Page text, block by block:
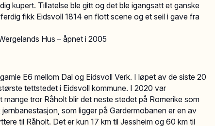
kupert. Tillatelse ble gitt og det ble igangsatt et ganske
fikk Eidsvoll 1814 en flott scene og et seil i gave fra
Hus – åpnet i 2005
E6 mellom Dal og Eidsvoll Verk. I løpet av de siste 20
tettstedet i Eidsvoll kommune. I 2020 var
tror Råholt blir det neste stedet på Romerike som
som ligger på Gardermobanen er en av
til Råholt. Det er kun 17 km til Jessheim og 60 km til